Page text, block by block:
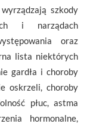
szkody
i narządach
oraz
lista niektórych
gardła i choroby
oskrzeli, choroby
płuc, astma
hormonalne,